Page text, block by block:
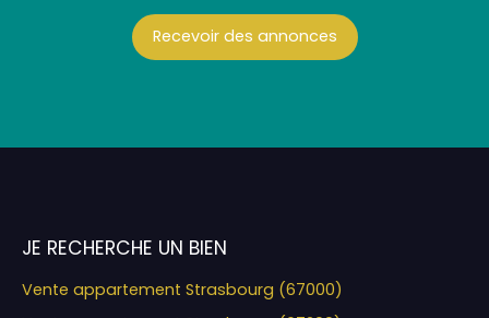
Recevoir des annonces
JE RECHERCHE UN BIEN
Vente appartement Strasbourg (67000)